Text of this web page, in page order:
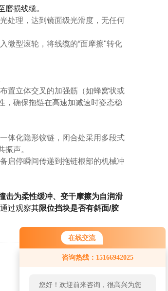
在线交流
咨询热线：15166942025
您好！欢迎前来咨询，很高兴为您
损线缆。
处理，达到 镜面级光滑度 ，无任何
入微型滚轮，将线缆的“面摩擦"转化
置立体交叉的加强筋（如蜂窝状或
，确保拖链在高速加减速时姿态稳
一体化隐形铰链 ，闭合处采用 多段式
振声。
备启停瞬间传递到拖链根部的机械冲
击为柔性缓冲、变干摩擦为自润滑
过观察其限位挡块是否有斜面/胶